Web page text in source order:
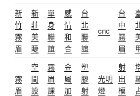
新
竹
霧
眉
新
莊
美
睫
單
身
聯
誼
感
情
和
合
台
北
聯
誼
cnc
台
中
霧
眉
霧
眉
空
間
設
霧
眉
課
金
屬
加
塑
膠
射
光明
燈
射
出
模